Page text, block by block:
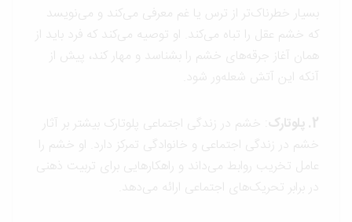
بسیار خطرناک‌تر از ترس یا غم معرفی می‌کند و می‌نویسد
که خشم عقل را تباه می‌کند. او توصیه می‌کند که فرد باید از
همان آغاز جرقه‌های خشم را بشناسد و مهار کند، پیش از
آنکه این آتش شعله‌ور شود.
: خشم در زندگی اجتماعی پلوتارک بیشتر بر آثار
خشم در زندگی اجتماعی و خانوادگی تمرکز دارد. او خشم را
عامل تخریب روابط می‌داند و راهکارهایی برای تربیت ذهنی
در برابر تحریک‌های اجتماعی ارائه می‌دهد.